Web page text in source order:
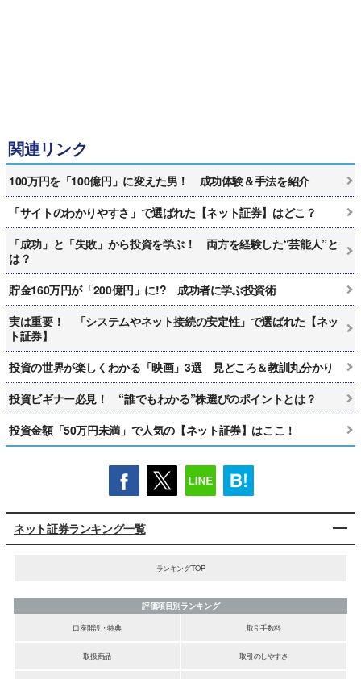
関連リンク
100万円を「100億円」に変えた男！ 成功体験＆手法を紹介
「サイトのわかりやすさ」で選ばれた【ネット証券】はどこ？
「成功」と「失敗」から投資を学ぶ！ 両方を経験した“芸能人”と
は？
貯金160万円が「200億円」に!? 成功者に学ぶ投資術
実は重要！ 「システムやネット接続の安定性」で選ばれた【ネッ
ト証券】
投資の世界が楽しくわかる「映画」3選 見どころ＆教訓丸分かり
投資ビギナー必見！ “誰でもわかる”株選びのポイントとは？
投資金額「50万円未満」で人気の【ネット証券】はここ！
ネット証券ランキング一覧
ランキングTOP
評価項目別ランキング
口座開設・特典
取引手数料
取扱商品 取引のしやすさ